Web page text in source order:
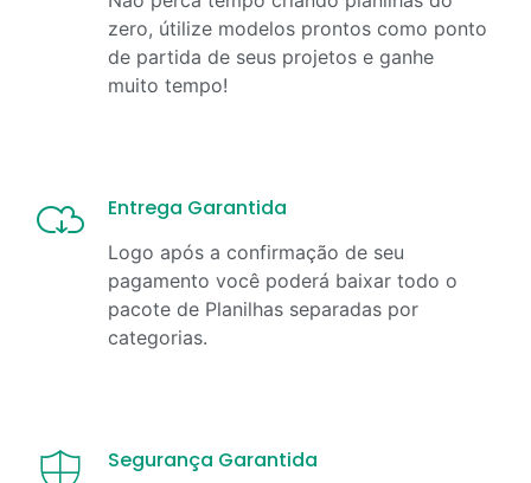
zero, útilize modelos prontos como ponto
de partida de seus projetos e ganhe
muito tempo!
Entrega Garantida
Logo após a confirmação de seu
pagamento você poderá baixar todo o
pacote de Planilhas separadas por
categorias.
Segurança Garantida